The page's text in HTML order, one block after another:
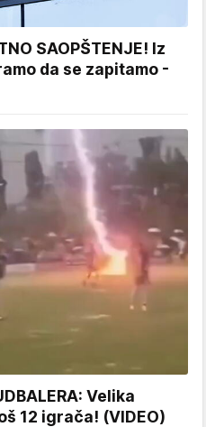
SAOPŠTENJE! Iz
da se zapitamo -
Velika
12 igrača! (VIDEO)